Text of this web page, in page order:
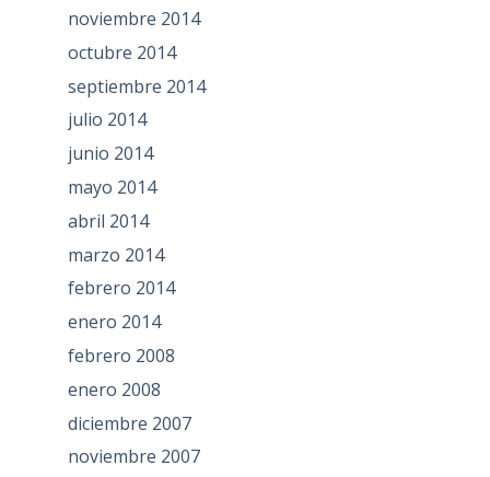
noviembre 2014
octubre 2014
septiembre 2014
julio 2014
junio 2014
mayo 2014
abril 2014
marzo 2014
febrero 2014
enero 2014
febrero 2008
enero 2008
diciembre 2007
noviembre 2007